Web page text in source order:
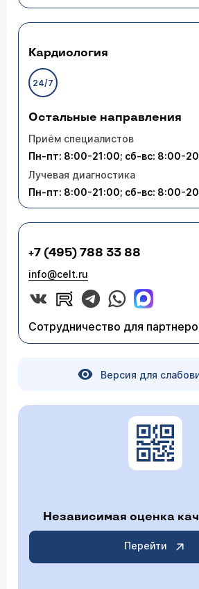
Кардиология
24/7
Остальные направления
Приём специалистов
Пн-пт: 8:00-21:00; сб-вс: 8:00-
Лучевая диагностика
Пн-пт: 8:00-21:00; сб-вс: 8:00-
+7 (495) 788 33 88
info@celt.ru
Сотрудничество для
Версия для
Независимая оценка
Перейти